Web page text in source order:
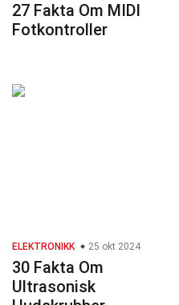
27 Fakta Om MIDI
Fotkontroller
ELEKTRONIKK 25 okt 2024
30 Fakta Om
Ultrasonisk